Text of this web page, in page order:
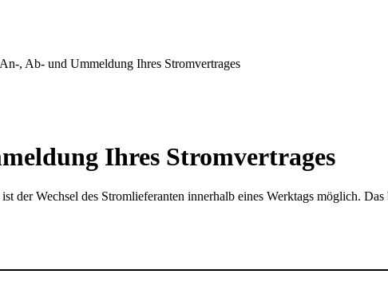
, Ab- und Ummeldung Ihres Stromvertrages
Ihres Stromvertrages
der Wechsel des Stromlieferanten innerhalb eines Werktags möglich.